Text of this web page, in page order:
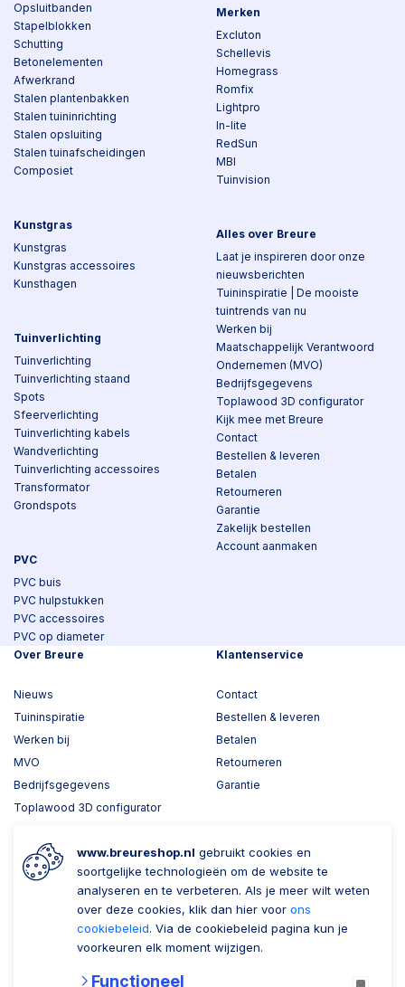
Opsluitbanden
Stapelblokken
Schutting
Betonelementen
Afwerkrand
Stalen plantenbakken
Stalen tuininrichting
Stalen opsluiting
Stalen tuinafscheidingen
Composiet
Kunstgras
Kunstgras
Kunstgras accessoires
Kunsthagen
Tuinverlichting
Tuinverlichting
Tuinverlichting staand
Spots
Sfeerverlichting
Tuinverlichting kabels
Wandverlichting
Tuinverlichting accessoires
Transformator
Grondspots
PVC
PVC buis
PVC hulpstukken
PVC accessoires
PVC op diameter
Merken
Excluton
Schellevis
Homegrass
Romfix
Lightpro
In-lite
RedSun
MBI
Tuinvision
Alles over Breure
Laat je inspireren door onze
nieuwsberichten
Tuininspiratie | De mooiste
tuintrends van nu
Werken bij
Maatschappelijk Verantwoord
Ondernemen (MVO)
Bedrijfsgegevens
Toplawood 3D configurator
Kijk mee met Breure
Contact
Bestellen & leveren
Betalen
Retourneren
Garantie
Zakelijk bestellen
Account aanmaken
Over Breure
Nieuws
Tuininspiratie
Werken bij
MVO
Bedrijfsgegevens
Toplawood 3D configurator
Klantenservice
Contact
Bestellen & leveren
Betalen
Retourneren
Garantie
Wil je ons volgen? Zaken doen met Breure
Zakelijk bestellen
Account aanmaken
www.breureshop.nl gebruikt cookies en
soortgelijke technologieën om de website te
analyseren en te verbeteren. Als je meer wilt weten
over deze cookies, klik dan hier voor ons
cookiebeleid. Via de cookiebeleid pagina kun je
voorkeuren elk moment wijzigen.
Functioneel